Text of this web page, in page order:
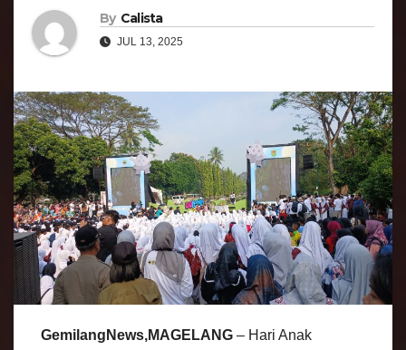
By Calista
JUL 13, 2025
GemilangNews,MAGELANG – Hari Anak